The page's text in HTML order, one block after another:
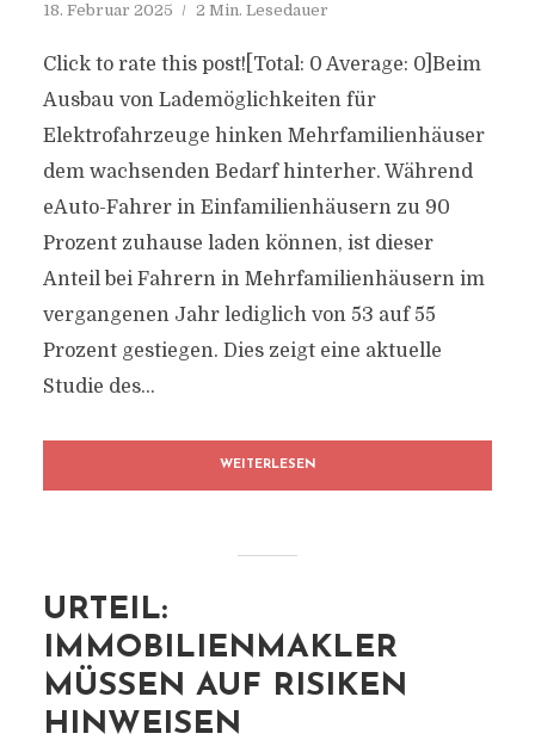
18. Februar 2025 2 Min. Lesedauer
Click to rate this post![Total: 0 Average: 0]Beim
Ausbau von Lademöglichkeiten für
Elektrofahrzeuge hinken Mehrfamilienhäuser
dem wachsenden Bedarf hinterher. Während
eAuto-Fahrer in Einfamilienhäusern zu 90
Prozent zuhause laden können, ist dieser
Anteil bei Fahrern in Mehrfamilienhäusern im
vergangenen Jahr lediglich von 53 auf 55
Prozent gestiegen. Dies zeigt eine aktuelle
Studie des...
WEITERLESEN
URTEIL:
IMMOBILIENMAKLER
MÜSSEN AUF RISIKEN
HINWEISEN